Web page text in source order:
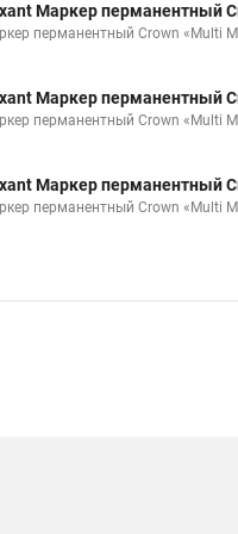
Маркер перманентный
перманентный Crown «Multi
Маркер перманентный
перманентный Crown «Multi
Маркер перманентный
перманентный Crown «Multi